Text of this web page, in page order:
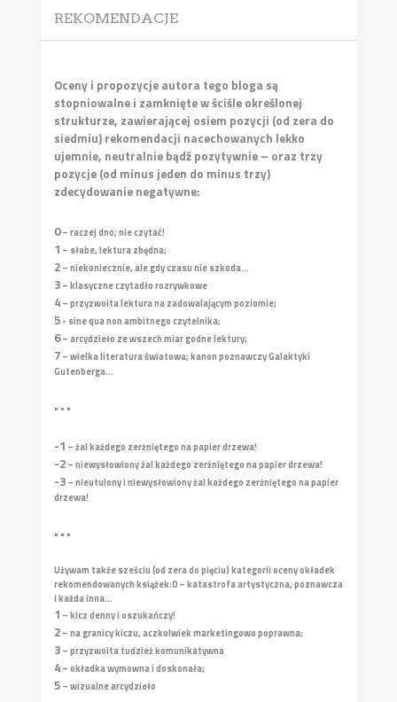
REKOMENDACJE
Oceny i propozycje autora tego bloga są
stopniowalne i zamknięte w ściśle określonej
strukturze, zawierającej osiem pozycji (od zera do
siedmiu) rekomendacji nacechowanych lekko
ujemnie, neutralnie bądź pozytywnie – oraz trzy
pozycje (od minus jeden do minus trzy)
zdecydowanie negatywne:
0– raczej dno; nie czytać!
1 – słabe, lektura zbędna;
2– niekoniecznie, ale gdy czasu nie szkoda...
3– klasyczne czytadło rozrywkowe
4– przyzwoita lektura na zadowalającym poziomie;
5- sine qua non ambitnego czytelnika;
6– arcydzieło ze wszech miar godne lektury;
7– wielka literatura światowa; kanon poznawczy Galaktyki
Gutenberga...
• • •
-1 – żal każdego zerżniętego na papier drzewa!
-2– niewysłowiony żal każdego zerżniętego na papier drzewa!
-3– nieutulony i niewysłowiony żal każdego zerżniętego na papier
drzewa!
• • •
Używam także sześciu (od zera do pięciu) kategorii oceny okładek
rekomendowanych książek:0 – katastrofa artystyczna, poznawcza
i każda inna...
1 – kicz denny i oszukańczy!
2– na granicy kiczu, aczkolwiek marketingowo poprawna;
3– przyzwoita tudzież komunikatywna
4– okładka wymowna i doskonała;
5– wizualne arcydzieło